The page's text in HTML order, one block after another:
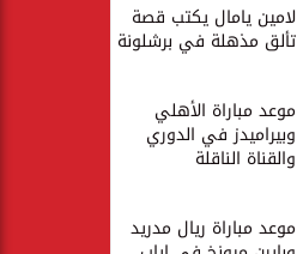
لامين يامال يكتب قصة
تألق مذهلة في برشلونة
موعد مباراة الأهلي
وبيراميدز في الدوري
والقناة الناقلة
موعد مباراة ريال مدريد